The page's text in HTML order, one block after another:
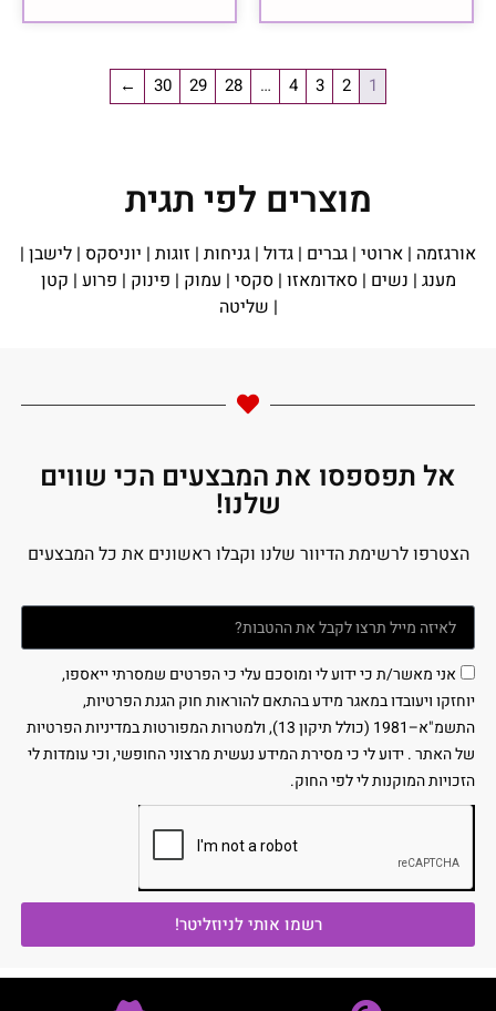
1
2
3
4
…
28
29
30
←
מוצרים לפי תגית
אורגזמה | ארוטי | גברים | גדול | גניחות | זוגות | יוניסקס | לישבן |
מענג | נשים |סאדומאזו |סקסי | עמוק | פינוק | פרוע | קטן
| שליטה
אל תפספסו את המבצעים הכי שווים
שלנו!
הצטרפו לרשימת הדיוור שלנו וקבלו ראשונים את כל המבצעים
אני מאשר/ת כי ידוע לי ומוסכם עלי כי הפרטים שמסרתי ייאספו,
יוחזקו ויעובדו במאגר מידע בהתאם להוראות חוק הגנת הפרטיות,
התשמ"א–1981 (כולל תיקון 13), ולמטרות המפורטות במדיניות הפרטיות
של האתר . ידוע לי כי מסירת המידע נעשית מרצוני החופשי, וכי עומדות לי
הזכויות המוקנות לי לפי החוק.
רשמו אותי לניוזליטר!